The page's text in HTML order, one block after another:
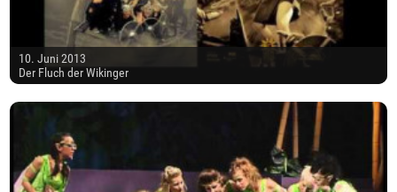
10. Juni 2013
Der Fluch der Wikinger